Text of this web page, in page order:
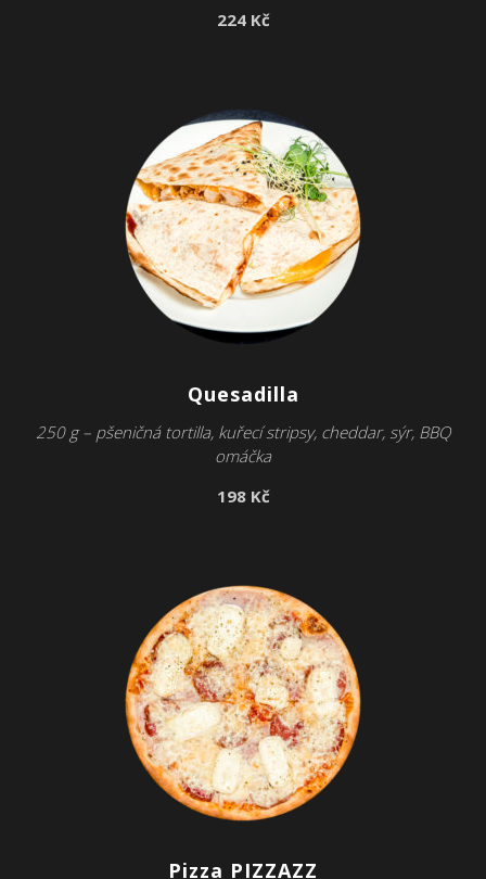
224 Kč
Quesadilla
250 g – pšeničná tortilla, kuřecí stripsy, cheddar, sýr, BBQ
omáčka
198 Kč
Pizza PIZZAZZ